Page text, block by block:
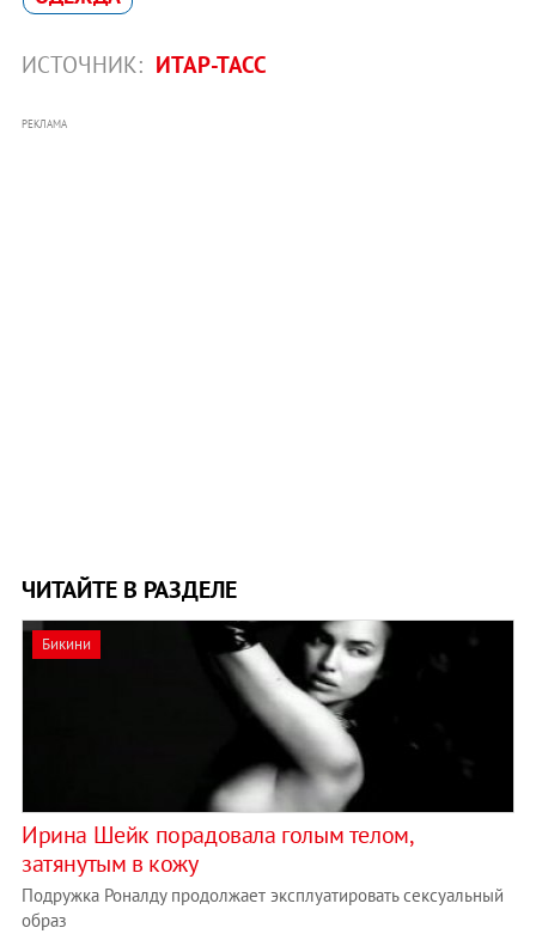
ИСТОЧНИК: ИТАР-ТАСС
РЕКЛАМА
ЧИТАЙТЕ В РАЗДЕЛЕ
Бикини
Ирина Шейк порадовала голым телом,
затянутым в кожу
Подружка Роналду продолжает эксплуатировать сексуальный
образ